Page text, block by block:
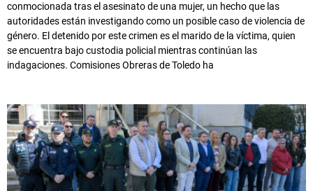
conmocionada tras el asesinato de una mujer, un hecho que las
autoridades están investigando como un posible caso de violencia de
género. El detenido por este crimen es el marido de la víctima, quien
se encuentra bajo custodia policial mientras continúan las
indagaciones. Comisiones Obreras de Toledo ha